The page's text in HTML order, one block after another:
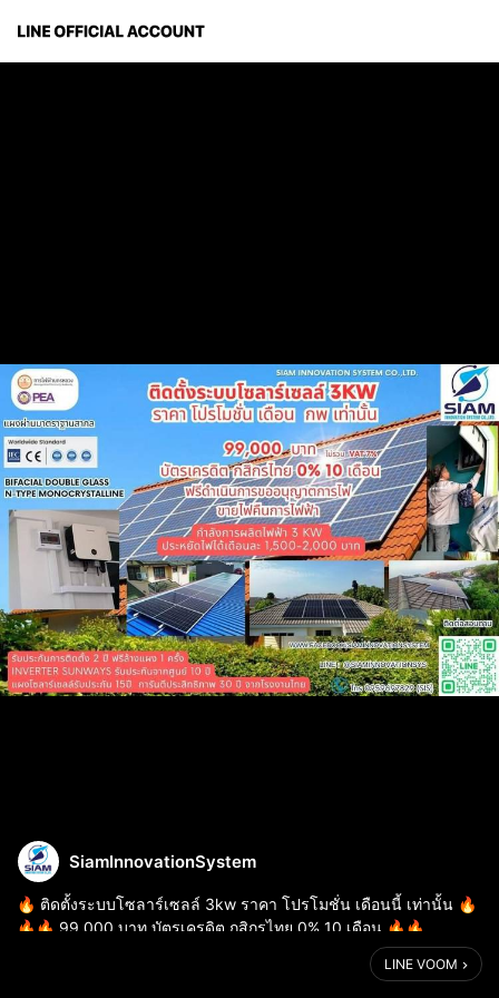
SiamInnovationSystem
🔥 ติดตั้งระบบโซลาร์เซลล์ 3kw ราคา โปรโมชั่น เดือนนี้ เท่านั้น 🔥
🔥🔥 99,000 บาท บัตรเครดิต กสิกรไทย 0% 10 เดือน 🔥🔥
กำลังการผลิตไฟฟ้า 3 KW ประหยัดไฟได้เดือนละ 1,500-2,000 บาท
LINE VOOM